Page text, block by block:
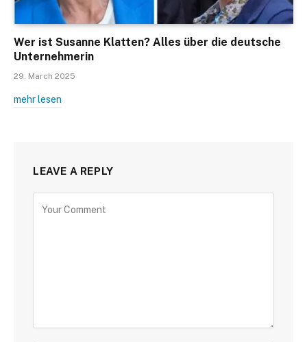
Wer ist Susanne Klatten? Alles über die deutsche
Unternehmerin
29. March 2025
mehr lesen
LEAVE A REPLY